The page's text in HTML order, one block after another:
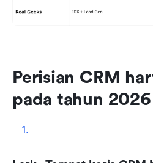
Perisian CRM
pada tahun 2026